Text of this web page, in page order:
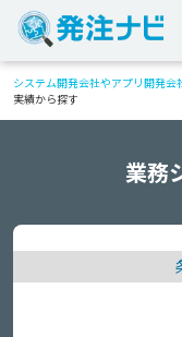
システム開発会社やアプリ開発会
実績から探す
業務